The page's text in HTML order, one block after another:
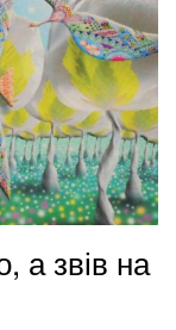
а звів на